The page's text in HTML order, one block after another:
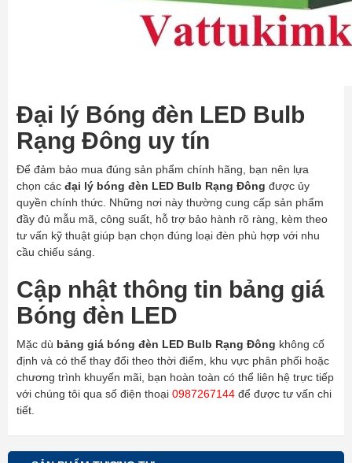
Đại lý Bóng đèn LED Bulb
Rạng Đông uy tín
Để đảm bảo mua đúng sản phẩm chính hãng, bạn nên lựa
chọn các đại lý bóng đèn LED Bulb Rạng Đông được ủy
quyền chính thức. Những nơi này thường cung cấp sản phẩm
đầy đủ mẫu mã, công suất, hỗ trợ bảo hành rõ ràng, kèm theo
tư vấn kỹ thuật giúp bạn chọn đúng loại đèn phù hợp với nhu
cầu chiếu sáng.
Cập nhật thông tin bảng giá
Bóng đèn LED
Mặc dù bảng giá bóng đèn LED Bulb Rạng Đông không cố
định và có thể thay đổi theo thời điểm, khu vực phân phối hoặc
chương trình khuyến mãi, bạn hoàn toàn có thể liên hệ trực tiếp
với chúng tôi qua số điện thoại 0987267144 để được tư vấn chi
tiết.